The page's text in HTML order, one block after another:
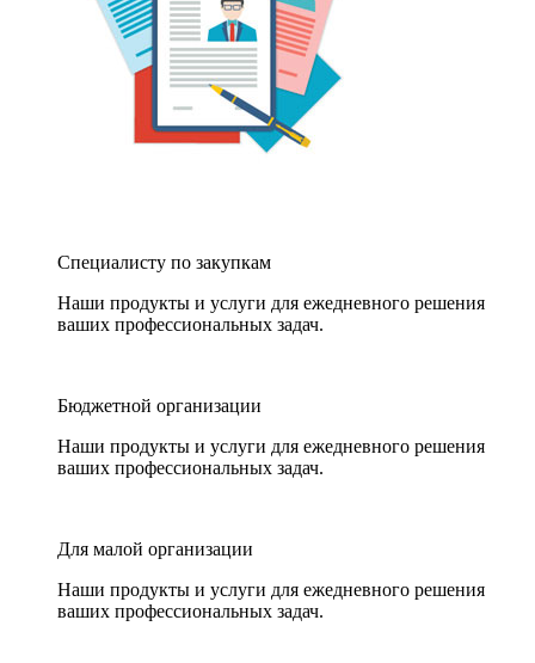
Специалисту по закупкам
Наши продукты и услуги для ежедневного решения
ваших профессиональных задач.
Бюджетной организации
Наши продукты и услуги для ежедневного решения
ваших профессиональных задач.
Для малой организации
Наши продукты и услуги для ежедневного решения
ваших профессиональных задач.